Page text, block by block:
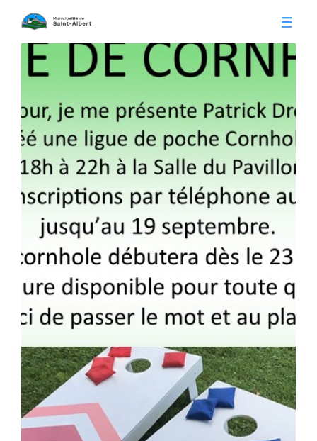
Vivre à Saint-Albert
Citoyens
Séances du conseil
Appels d'offre
Avis publics
Communiqués
Gestion des déchets
Parcs et loisirs
Réglementation
Santé & sécurité
Travaux publics
Conseil municipal
Calendrier municipal
Publications
Histoire
Contact
Membres
Parc canin